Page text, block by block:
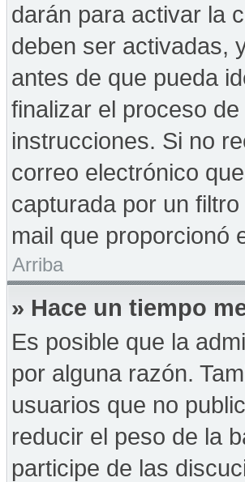
darán para activar la
deben ser activadas,
antes de que pueda
finalizar el proceso
instrucciones. Si no
correo electrónico
capturada por un
mail que proporcionó
Arriba
» Hace un tiempo
Es posible que la
por alguna razón.
usuarios que no
reducir el peso de la
participe de las